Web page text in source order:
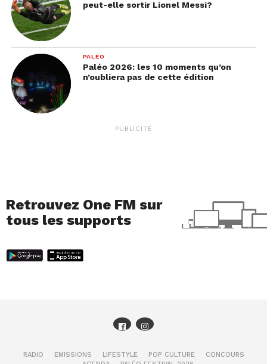
peut-elle sortir Lionel Messi?
PALÉO
Paléo 2026: les 10 moments qu’on
n’oubliera pas de cette édition
PUBLICITÉ
Retrouvez One FM sur
tous les supports
RADIO EMISSIONS LIFESTYLE POP CULTURE
CONCOURS